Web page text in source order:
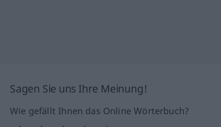
Sagen Sie uns Ihre Meinung!
Wie gefällt Ihnen das Online Wörterbuch?